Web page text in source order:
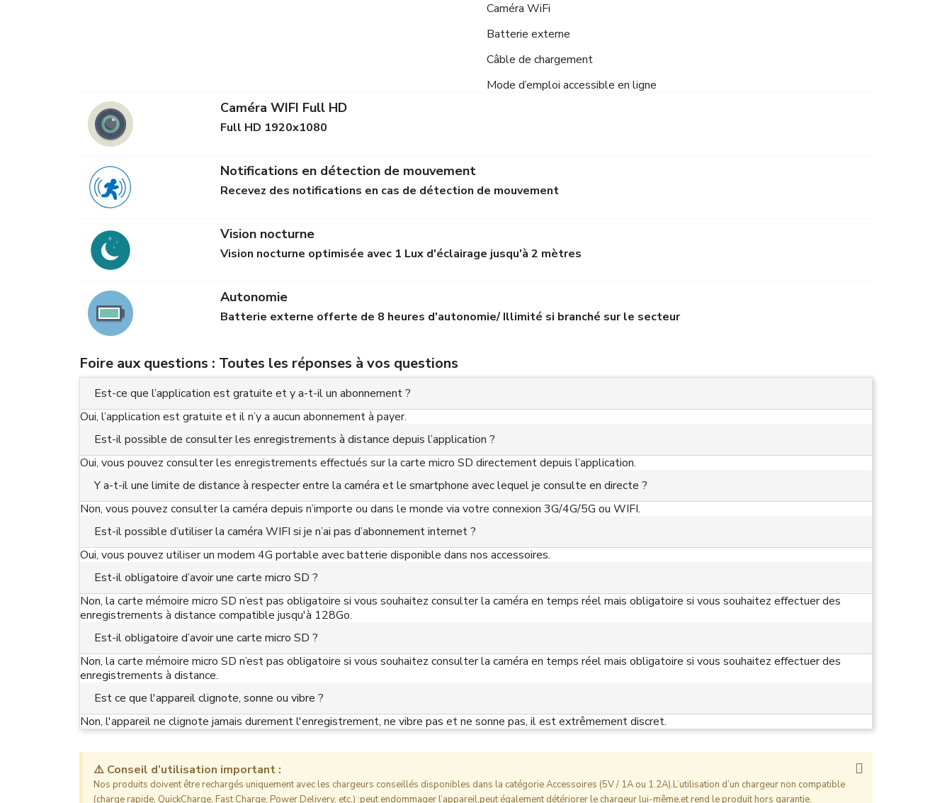
Caméra WiFi
Batterie externe
Câble de chargement
Mode d’emploi accessible en ligne
Caméra WIFI Full HD
Full HD 1920x1080
Notifications en détection de mouvement
Recevez des notifications en cas de détection de mouvement
Vision nocturne
Vision nocturne optimisée avec 1 Lux d'éclairage jusqu'à 2 mètres
Autonomie
Batterie externe offerte de 8 heures d'autonomie/ Illimité si branché sur le secteur
Foire aux questions : Toutes les réponses à vos questions
Est-ce que l’application est gratuite et y a-t-il un abonnement ?
Oui, l’application est gratuite et il n’y a aucun abonnement à payer.
Est-il possible de consulter les enregistrements à distance depuis l’application ?
Oui, vous pouvez consulter les enregistrements effectués sur la carte micro SD directement depuis l’application.
Y a-t-il une limite de distance à respecter entre la caméra et le smartphone avec lequel je consulte en directe ?
Non, vous pouvez consulter la caméra depuis n’importe ou dans le monde via votre connexion 3G/4G/5G ou WIFI.
Est-il possible d’utiliser la caméra WIFI si je n’ai pas d’abonnement internet ?
Oui, vous pouvez utiliser un modem 4G portable avec batterie disponible dans nos accessoires.
Est-il obligatoire d’avoir une carte micro SD ?
Non, la carte mémoire micro SD n’est pas obligatoire si vous souhaitez consulter la caméra en temps réel mais obligatoire si vous souhaitez effectuer des
enregistrements à distance compatible jusqu'à 128Go.
Est-il obligatoire d’avoir une carte micro SD ?
Non, la carte mémoire micro SD n’est pas obligatoire si vous souhaitez consulter la caméra en temps réel mais obligatoire si vous souhaitez effectuer des
enregistrements à distance.
Est ce que l'appareil clignote, sonne ou vibre ?
Non, l'appareil ne clignote jamais durement l'enregistrement, ne vibre pas et ne sonne pas, il est extrêmement discret.
⚠️ Conseil d’utilisation important :
Nos produits doivent être rechargés uniquement avec les chargeurs conseillés disponibles dans la catégorie Accessoires (5V / 1A ou 1.2A).L’utilisation d’un chargeur non compatible
(charge rapide, QuickCharge, Fast Charge, Power Delivery, etc.) :peut endommager l’appareil,peut également détériorer le chargeur lui-même,et rend le produit hors garantie.